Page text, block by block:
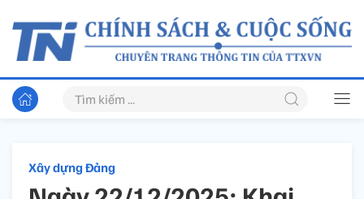
Xây dựng Đảng